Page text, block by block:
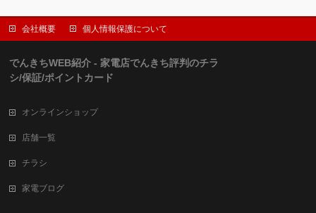
会社概要 個人情報保護について
でんきちWEB紹介 - 家電店でんきち評判のチラ
シ/保証/ポイントカード
オンラインショップ
店舗一覧
チラシ
家電ブログ